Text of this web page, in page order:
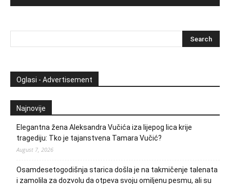
Oglasi - Advertisement
Najnovije
Elegantna žena Aleksandra Vučića iza lijepog lica krije
tragediju: Tko je tajanstvena Tamara Vučić?
August 7, 2026
Osamdesetogodišnja starica došla je na takmičenje talenata
i zamolila za dozvolu da otpeva svoju omiljenu pesmu, ali su